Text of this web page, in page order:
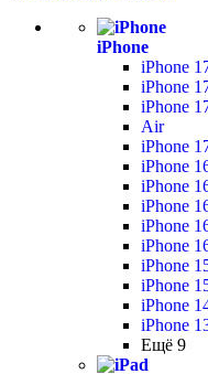
iPhone
iPhone
iPhone
iPhone
Air
iPhone
iPhone
iPhone
iPhone
iPhone
iPhone
iPhone
iPhone
iPhone
iPhone
Ещё 9